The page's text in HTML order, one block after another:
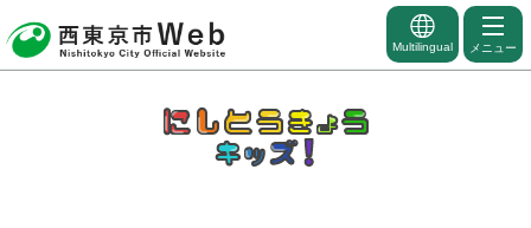
の
Multilingual メニュー